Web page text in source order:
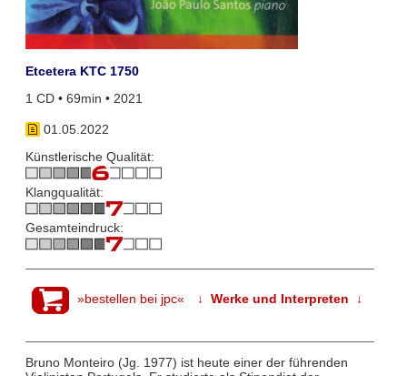
Etcetera KTC 1750
1 CD • 69min • 2021
01.05.2022
Künstlerische Qualität:
Klangqualität:
Gesamteindruck:
»bestellen bei jpc« ↓ Werke und Interpreten ↓
Bruno Monteiro (Jg. 1977) ist heute einer der führenden